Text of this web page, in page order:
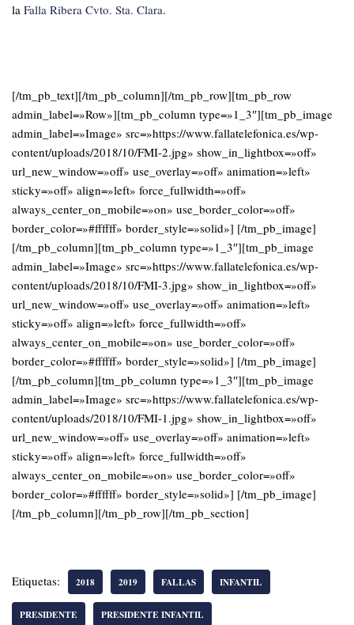
la Falla Ribera Cvto. Sta. Clara.
[/tm_pb_text][/tm_pb_column][/tm_pb_row][tm_pb_row
admin_label=»Row»][tm_pb_column type=»1_3″][tm_pb_image
admin_label=»Image» src=»https://www.fallatelefonica.es/wp-
content/uploads/2018/10/FMI-2.jpg» show_in_lightbox=»off»
url_new_window=»off» use_overlay=»off» animation=»left»
sticky=»off» align=»left» force_fullwidth=»off»
always_center_on_mobile=»on» use_border_color=»off»
border_color=»#ffffff» border_style=»solid»] [/tm_pb_image]
[/tm_pb_column][tm_pb_column type=»1_3″][tm_pb_image
admin_label=»Image» src=»https://www.fallatelefonica.es/wp-
content/uploads/2018/10/FMI-3.jpg» show_in_lightbox=»off»
url_new_window=»off» use_overlay=»off» animation=»left»
sticky=»off» align=»left» force_fullwidth=»off»
always_center_on_mobile=»on» use_border_color=»off»
border_color=»#ffffff» border_style=»solid»] [/tm_pb_image]
[/tm_pb_column][tm_pb_column type=»1_3″][tm_pb_image
admin_label=»Image» src=»https://www.fallatelefonica.es/wp-
content/uploads/2018/10/FMI-1.jpg» show_in_lightbox=»off»
url_new_window=»off» use_overlay=»off» animation=»left»
sticky=»off» align=»left» force_fullwidth=»off»
always_center_on_mobile=»on» use_border_color=»off»
border_color=»#ffffff» border_style=»solid»] [/tm_pb_image]
[/tm_pb_column][/tm_pb_row][/tm_pb_section]
Etiquetas: 2018 2019 FALLAS INFANTIL
PRESIDENTE PRESIDENTE INFANTIL